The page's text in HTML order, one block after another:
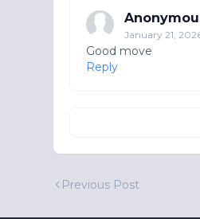
January 21,
Good move
Reply
Previous Post